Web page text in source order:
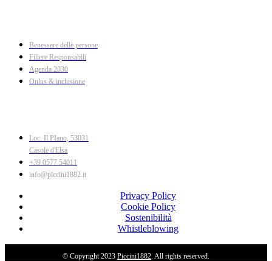
Benessere delle persone
Filiere Responsabili
Agenda 2030
Onlus & inclusione
Loc. Il PIano, 53031
Casole d'Elsa
+39 0577 54011
info@piccini1882.it
Privacy Policy
Cookie Policy
Sostenibilità
Whistleblowing
© Copyright 2023 Piccini1882 . All rights reserved.